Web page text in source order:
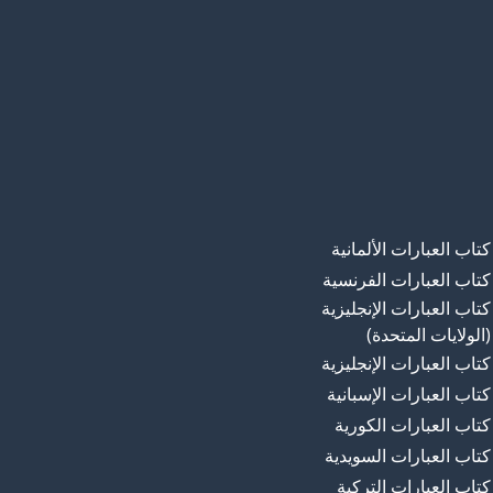
كتاب العبارات الألمانية
كتاب العبارات الفرنسية
كتاب العبارات الإنجليزية
(الولايات المتحدة)
كتاب العبارات الإنجليزية
كتاب العبارات الإسبانية
كتاب العبارات الكورية
كتاب العبارات السويدية
كتاب العبارات التركية